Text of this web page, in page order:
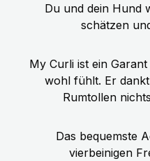
Du und dein Hund
schätzen
My Curli ist ein
wohl fühlt. Er
Rumtollen
Das bequemste
vierbeinigen